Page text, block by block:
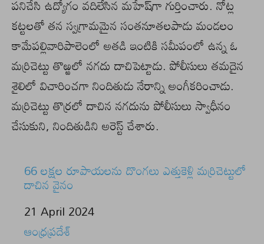
పనిచేసి ఉద్యోగం వదిలేసిన మహేష్‌గా గుర్తించారు. నోట్ల
కట్టలతో తన స్వగ్రామమైన సంతనూతలపాడు మండలం
కామేపల్లివారిపాలెంలో అతడి ఇంటికి సమీపంలో ఉన్న ఓ
మర్రిచెట్టు తొఱ్ఱలో నగదు దాచిపెట్టాడు. పోలీసులు తమదైన
శైలిలో విచారించగా నిందితుడు నేరాన్ని అంగీకరించాడు.
మర్రిచెట్టు తొర్రలో దాచిన నగదును పోలీసులు స్వాధీనం
చేసుకుని, నిందితుడిని అరెస్ట్ చేశారు.
66 లక్షల రూపాయలను దొంగలు ఎత్తుకెళ్లి మర్రిచెట్టులో
దాచిన వైనం
Date
21 April 2024
In relation to
ఆంధ్రప్రదేశ్